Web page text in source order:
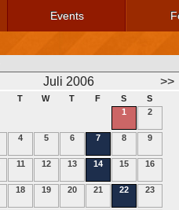
Events
Juli 2006 >>
T W T F S
S
1 2
4 5 6 7 8 9
11 12 13 14 15 16
18 19 20 21 22 23